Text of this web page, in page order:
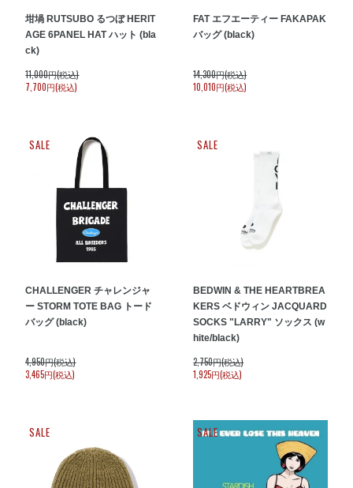
坩堝 RUTSUBO るつぼ HERIT
AGE 6PANEL HAT ハット (bla
ck)
11,000円(税込)
7,700円(税込)
FAT エフエーティー FAKAPAK
バッグ (black)
14,300円(税込)
10,010円(税込)
SALE
CHALLENGER チャレンジャ
ー STORM TOTE BAG トード
バッグ (black)
4,950円(税込)
3,465円(税込)
SALE
BEDWIN & THE HEARTBREA
KERS ベドウィン JACQUARD
SOCKS "LARRY" ソックス (w
hite/black)
2,750円(税込)
1,925円(税込)
SALE SALE